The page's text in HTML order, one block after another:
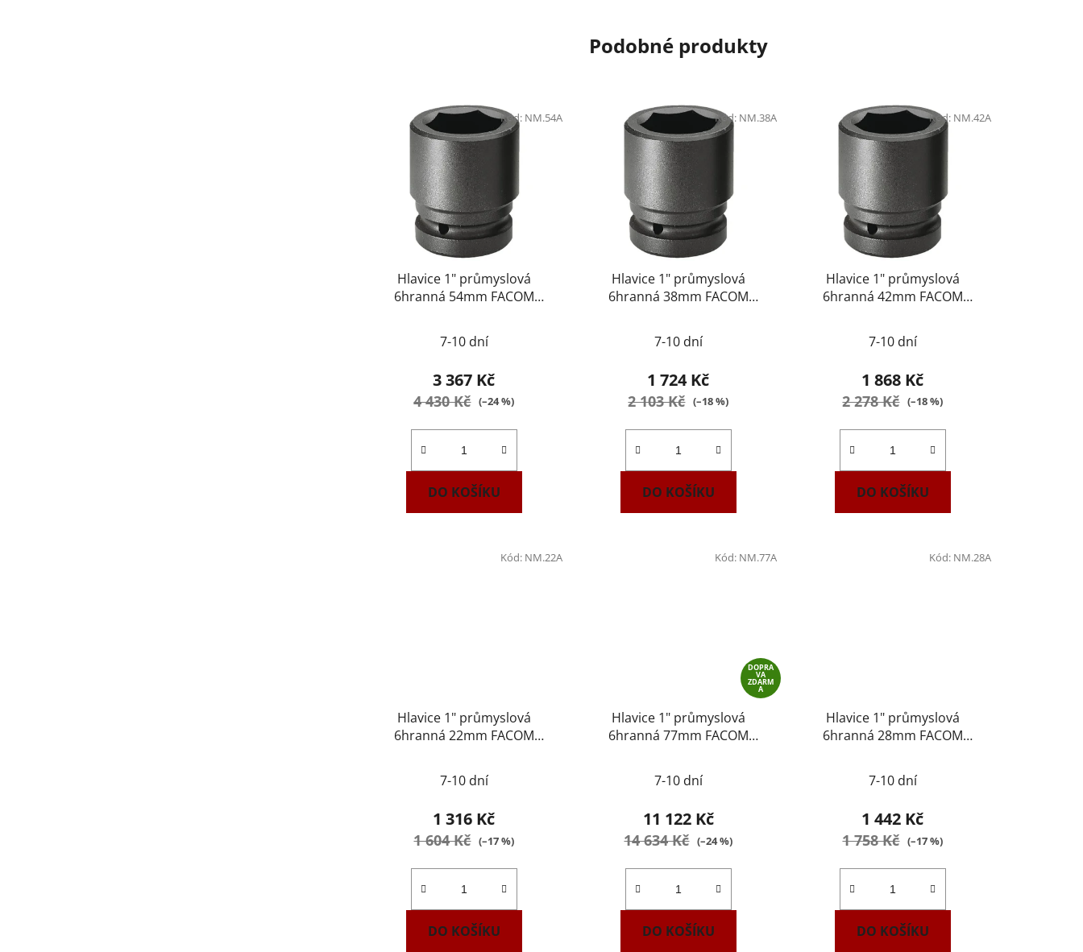
Podobné produkty
Hlavice 1" průmyslová
6hranná 54mm FACOM
7-10 dní
3 367 Kč
4 430 Kč (–24 %)
DO KOŠÍKU
Kód: NM.54A
Hlavice 1" průmyslová
6hranná 38mm FACOM
7-10 dní
1 724 Kč
2 103 Kč (–18 %)
DO KOŠÍKU
Kód: NM.38A
Hlavice 1" průmyslová
6hranná 42mm FACOM
7-10 dní
1 868 Kč
2 278 Kč (–18 %)
DO KOŠÍKU
Kód: NM.42A
Hlavice 1" průmyslová
6hranná 22mm FACOM
7-10 dní
1 316 Kč
1 604 Kč (–17 %)
DO KOŠÍKU
Kód: NM.22A
DOPRA
VA
ZDARM
A
Hlavice 1" průmyslová
6hranná 77mm FACOM
7-10 dní
11 122 Kč
14 634 Kč (–24 %)
DO KOŠÍKU
Kód: NM.77A
Hlavice 1" průmyslová
6hranná 28mm FACOM
7-10 dní
1 442 Kč
1 758 Kč (–17 %)
DO KOŠÍKU
Kód: NM.28A